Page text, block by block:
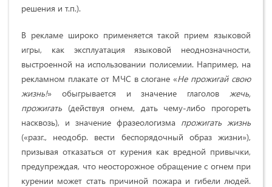
решения и т.п.).
В рекламе широко применяется такой прием языковой
игры, как эксплуатация языковой неоднозначности,
выстроенной на использовании полисемии. Например, на
рекламном плакате от МЧС в слогане «Не прожигай свою
жизнь!» обыгрывается и значение глаголов жечь,
прожигать (действуя огнем, дать чему-либо прогореть
насквозь), и значение фразеологизма прожигать жизнь
(«разг., неодобр. вести беспорядочный образ жизни»),
призывая отказаться от курения как вредной привычки,
предупреждая, что неосторожное обращение с огнем при
курении может стать причиной пожара и гибели людей.